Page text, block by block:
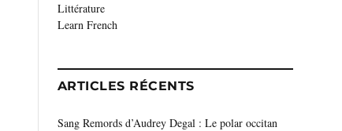
Littérature
Learn French
ARTICLES RÉCENTS
Sang Remords d’Audrey Degal : Le polar occitan